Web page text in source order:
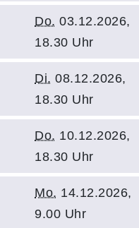
Do. 03.12.2026,
18.30 Uhr
Di. 08.12.2026,
18.30 Uhr
Do. 10.12.2026,
18.30 Uhr
Mo. 14.12.2026,
9.00 Uhr